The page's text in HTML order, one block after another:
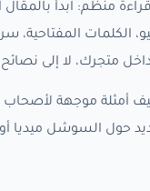
منظم: ابدأ
الكلمات المفتاحية،
متجرك، لا إلى
أمثلة موجهة لأصحاب
حول السوشل ميديا